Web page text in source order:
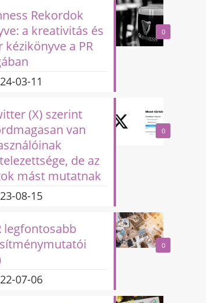
0
Rekordok
a kreativitás és
kézikönyve a PR
03-11
0
(X) szerint
van
de az
mást mutatnak
08-15
0
legfontosabb
07-06